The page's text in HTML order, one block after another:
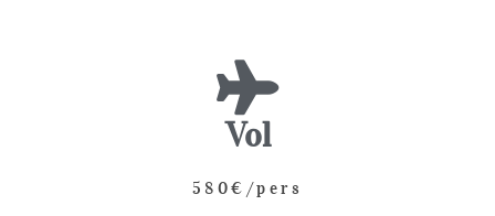
Vol
580€/pers